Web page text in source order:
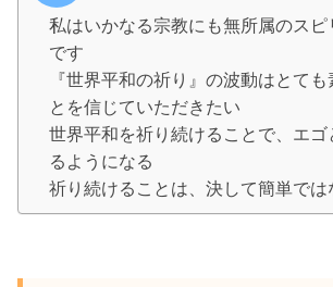
私はいかなる宗教にも無所属のスピ
です
『世界平和の祈り』の波動はとても
とを信じていただきたい
世界平和を祈り続けることで、エゴ
るようになる
祈り続けることは、決して簡単では